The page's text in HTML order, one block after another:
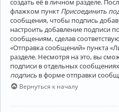
флажком пункт Присоединить
сообщения, чтобы подпись
настроить добавление подписи
сообщениям, сделав
«Отправка сообщений» пункта
разделе. Несмотря на это, вы
подписи в отдельных
подпись в форме отправки
Вернуться к началу